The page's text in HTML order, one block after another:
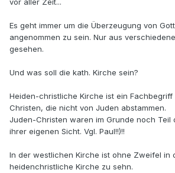
vor aller Zeit...
Es geht immer um die Überzeugung von
angenommen zu sein. Nur aus
gesehen.
Und was soll die kath. Kirche sein?
Heiden-christliche Kirche ist ein
Christen, die nicht von Juden abstammen.
Juden-Christen waren im Grunde noch Teil
ihrer eigenen Sicht. Vgl. Paul!!)!!
In der westlichen Kirche ist ohne Zweifel in
heidenchristliche Kirche zu sehn.